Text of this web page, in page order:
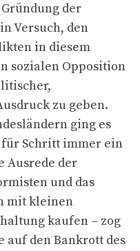
der
Versuch, den
in diesem
sozialen Opposition
zu geben.
ging es
Schritt immer ein
Ausrede der
und das
mit kleinen
kaufen – zog
auf den Bankrott des